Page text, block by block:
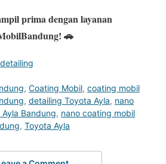
prima dengan layanan
🚗
, Coating Mobil, coating mobil
, detailing Toyota Ayla, nano
Bandung, nano coating mobil
, Toyota Ayla